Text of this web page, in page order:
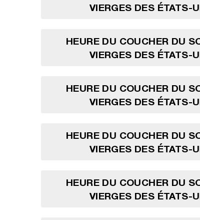
VIERGES DES ÉTATS-
HEURE DU COUCHER DU
VIERGES DES ÉTATS-
HEURE DU COUCHER DU
VIERGES DES ÉTATS-
HEURE DU COUCHER DU
VIERGES DES ÉTATS-
HEURE DU COUCHER DU
VIERGES DES ÉTATS-